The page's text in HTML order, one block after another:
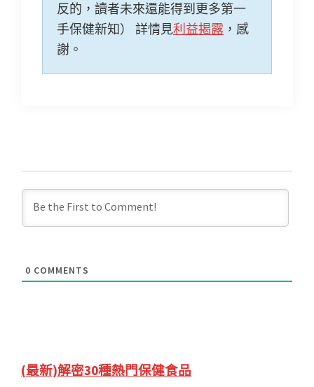
反的，讀者未來還能得到更多第一
手保健新知） 詳情見利益揭露 ，感
謝。
0 COMMENTS
Primary
(最新)解密30種熱門保健食品